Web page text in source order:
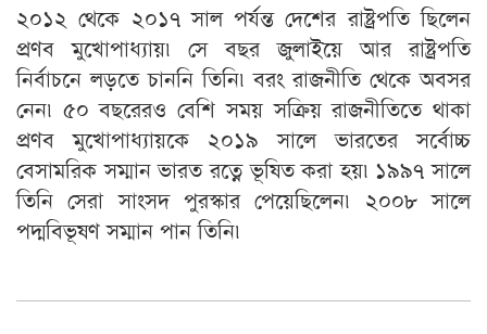
২০১২ থেকে ২০১৭ সাল পর্যন্ত দেশের রাষ্ট্রপতি ছিলেন
প্রণব মুখোপাধ্যায়৷ সে বছর জুলাইয়ে আর রাষ্ট্রপতি
নির্বাচনে লড়তে চাননি তিনি৷ বরং রাজনীতি থেকে অবসর
নেন৷ ৫০ বছরেরও বেশি সময় সক্রিয় রাজনীতিতে থাকা
প্রণব মুখোপাধ্যায়কে ২০১৯ সালে ভারতের সর্বোচ্চ
বেসামরিক সম্মান ভারত রত্নে ভূষিত করা হয়৷ ১৯৯৭ সালে
তিনি সেরা সাংসদ পুরস্কার পেয়েছিলেন৷ ২০০৮ সালে
পদ্মবিভূষণ সম্মান পান তিনি৷